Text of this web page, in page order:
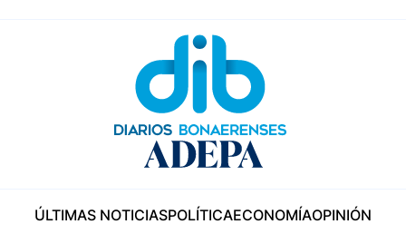
ÚLTIMAS NOTICIASPOLÍTICAECONOMÍAOPINIÓN